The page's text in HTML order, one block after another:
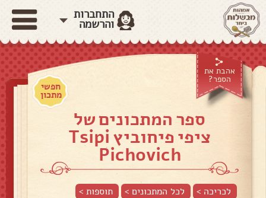
התחברות
והרשמה
אהבת את
הספר?
חפשי
מתכון
ספר המתכונים של
ציפי פיחוביץ Tsipi
Pichovich
לכריכה > לכל המתכונים > תוספות>